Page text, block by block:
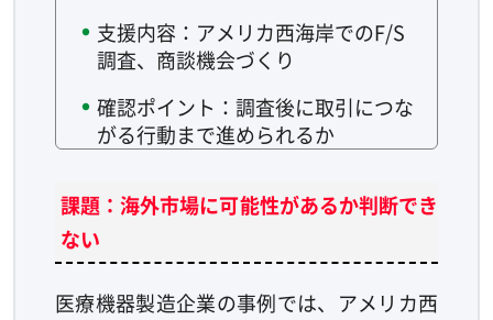
支援内容：アメリカ西海岸でのF/S
調査、商談機会づくり
確認ポイント：調査後に取引につな
がる行動まで進められるか
課題：海外市場に可能性があるか判断でき
ない
医療機器製造企業の事例では、アメリカ西